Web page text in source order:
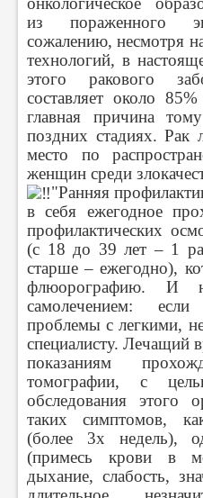
из пораженного
сожалению, несмотря
технологий, в
этого ракового
составляет около
главная причина
поздних стадиях. Рак
место по
женщин среди
"Ранняя
в себя ежегодное
профилактических
(с 18 до 39 лет – 1
старше – ежегодно),
флюорографию. И
самолечением:
проблемы с легкими,
специалисту. Лечащий
показаниям
томографии, с
обследования этого
таких симптомов,
(более 3х недель),
(примесь крови в
дыхание, слабость,